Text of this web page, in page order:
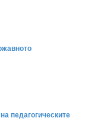
педагогическите